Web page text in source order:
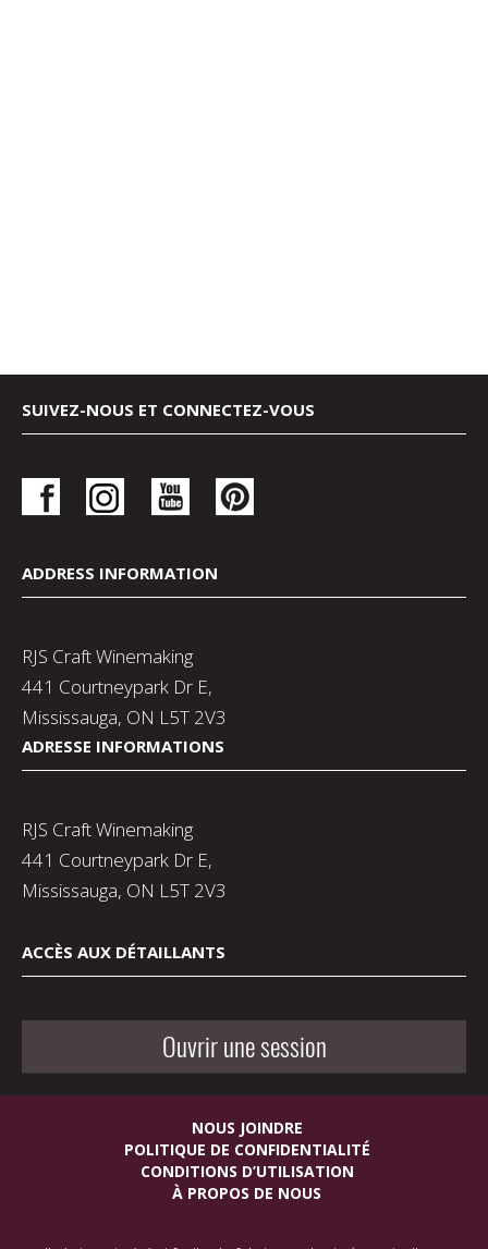
SUIVEZ-NOUS ET CONNECTEZ-VOUS
ADDRESS INFORMATION
RJS Craft Winemaking
441 Courtneypark Dr E,
Mississauga, ON L5T 2V3
ADRESSE INFORMATIONS
RJS Craft Winemaking
441 Courtneypark Dr E,
Mississauga, ON L5T 2V3
ACCÈS AUX DÉTAILLANTS
Ouvrir une session
NOUS JOINDRE
POLITIQUE DE CONFIDENTIALITÉ
CONDITIONS D’UTILISATION
À PROPOS DE NOUS